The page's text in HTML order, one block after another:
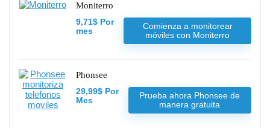
Moniterro
9,71$ Por
mes
Comienza a monitorear
móviles con Moniterro
Phonsee
29,99$ Por
Mes
Prueba ahora Phonsee de
manera gratuita